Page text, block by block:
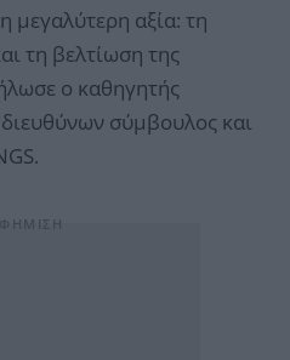
μεγαλύτερη αξία: τη
τη βελτίωση της
ο καθηγητής
σύμβουλος και